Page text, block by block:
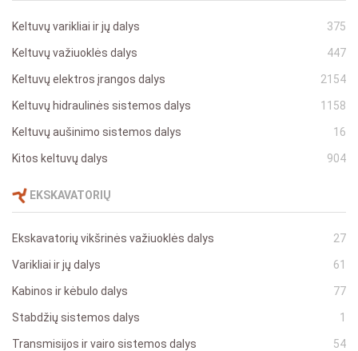
Keltuvų varikliai ir jų dalys 375
Keltuvų važiuoklės dalys 447
Keltuvų elektros įrangos dalys 2154
Keltuvų hidraulinės sistemos dalys 1158
Keltuvų aušinimo sistemos dalys 16
Kitos keltuvų dalys 904
EKSKAVATORIŲ
Ekskavatorių vikšrinės važiuoklės dalys 27
Varikliai ir jų dalys 61
Kabinos ir kėbulo dalys 77
Stabdžių sistemos dalys 1
Transmisijos ir vairo sistemos dalys 54